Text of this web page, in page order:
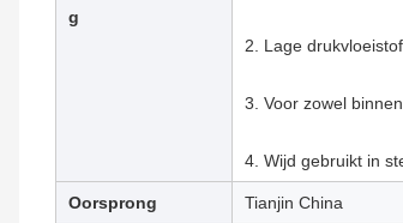
g
2. Lage
3. Voor zowel
4. Wijd gebruikt in
Oorsprong Tianjin China